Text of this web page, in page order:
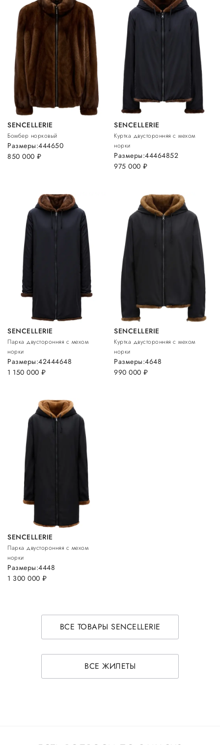
SENCELLERIE
Бомбер норковый
850 000 руб.
Размеры:444650
SENCELLERIE
Куртка двусторонняя с мехом
норки
975 000руб.
Размеры:44464852
SENCELLERIE
Парка двусторонняя с мехом
норки
1 150 000 руб.
Размеры:42444648
SENCELLERIE
Куртка двусторонняя с мехом
норки
990 000руб.
Размеры:4648
SENCELLERIE
Парка двусторонняя с мехом
норки
1 300 000 руб.
Размеры:4448
ВСЕ ТОВАРЫ SENCELLERIE
ВСЕ ЖИЛЕТЫ